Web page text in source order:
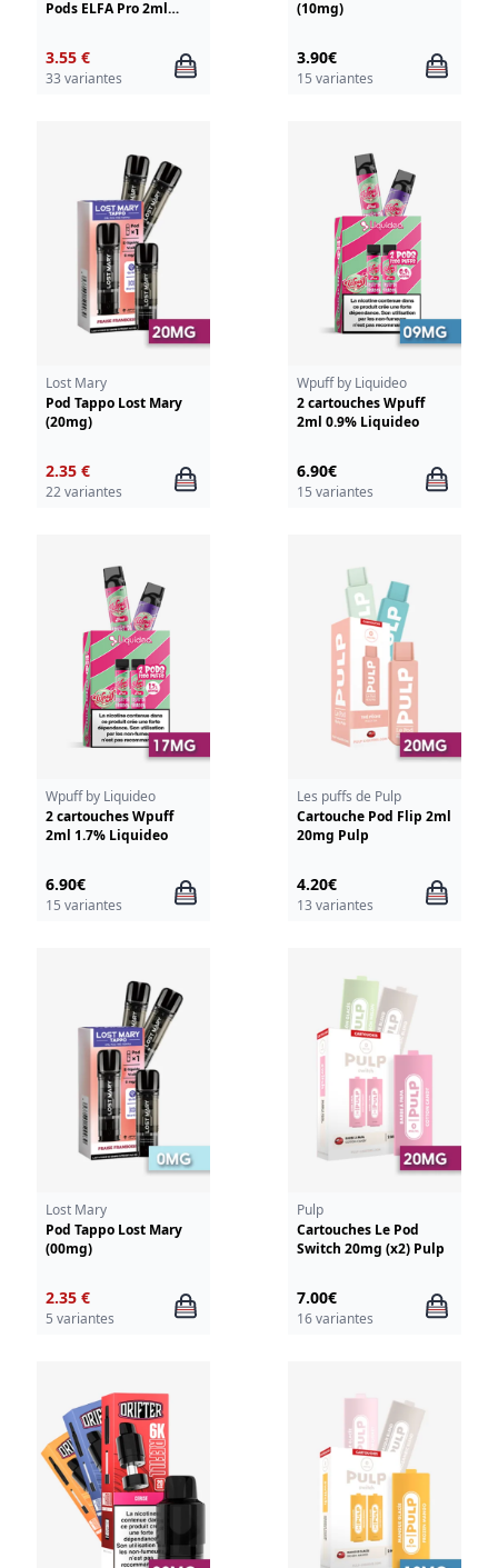
Pods ELFA Pro 2ml
3.55 €
33 variantes
(10mg)
3.90€
15 variantes
Lost Mary
Pod Tappo Lost Mary
(20mg)
2.35 €
22 variantes
Wpuff by Liquideo
2 cartouches Wpuff
2ml 0.9% Liquideo
6.90€
15 variantes
Wpuff by Liquideo
2 cartouches Wpuff
2ml 1.7% Liquideo
6.90€
15 variantes
Les puffs de Pulp
Cartouche Pod Flip 2ml
20mg Pulp
4.20€
13 variantes
Lost Mary
Pod Tappo Lost Mary
(00mg)
2.35 €
5 variantes
Pulp
Cartouches Le Pod
Switch 20mg (x2) Pulp
7.00€
16 variantes